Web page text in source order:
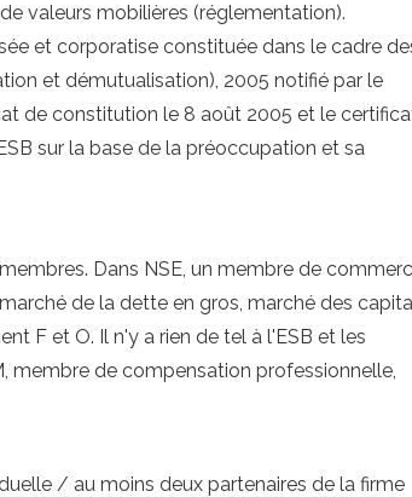
valeurs mobilières (réglementation).
et corporatise constituée dans le cadre
et démutualisation), 2005 notifié par le
de constitution le 8 août 2005 et le
sur la base de la préoccupation et sa
Dans NSE, un membre de
de la dette en gros, marché des
F et O. Il n'y a rien de tel à l'ESB et les
membre de compensation professionnelle,
/ au moins deux partenaires de la firme